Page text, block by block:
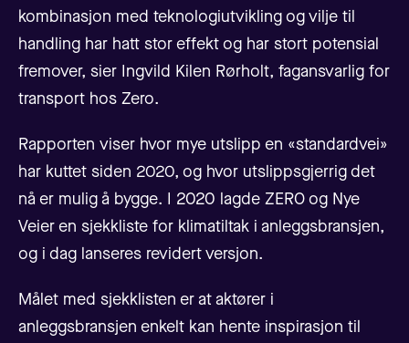
kombinasjon med teknologiutvikling og vilje til
handling har hatt stor effekt og har stort potensial
fremover, sier Ingvild Kilen Rørholt, fagansvarlig for
transport hos Zero.
Rapporten viser hvor mye utslipp en «standardvei»
har kuttet siden 2020, og hvor utslippsgjerrig det
nå er mulig å bygge.
I 2020 lagde ZERO og Nye
Veier en sjekkliste for klimatiltak i anleggsbransjen,
og i dag lanseres revidert versjon.
Målet med sjekklisten er at aktører i
anleggsbransjen enkelt kan hente inspirasjon til